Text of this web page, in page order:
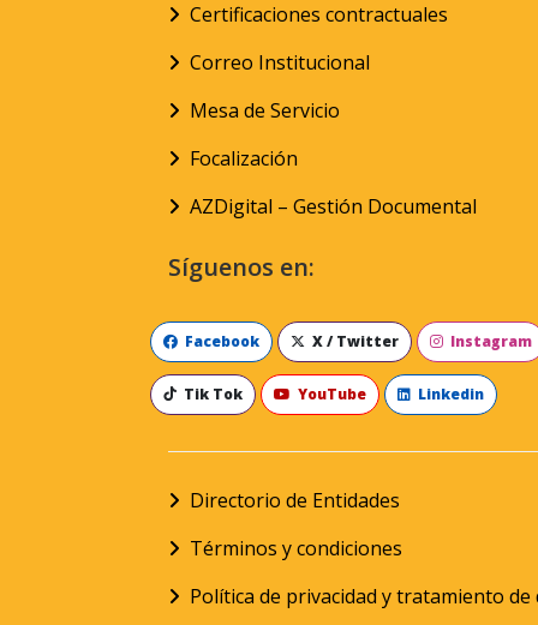
Certificaciones contractuales
Correo Institucional
Mesa de Servicio
Focalización
AZDigital – Gestión Documental
Síguenos en:
Facebook X / Twitter Instagram
Tik Tok YouTube Linkedin
Directorio de Entidades
Términos y condiciones
Política de privacidad y tratamiento